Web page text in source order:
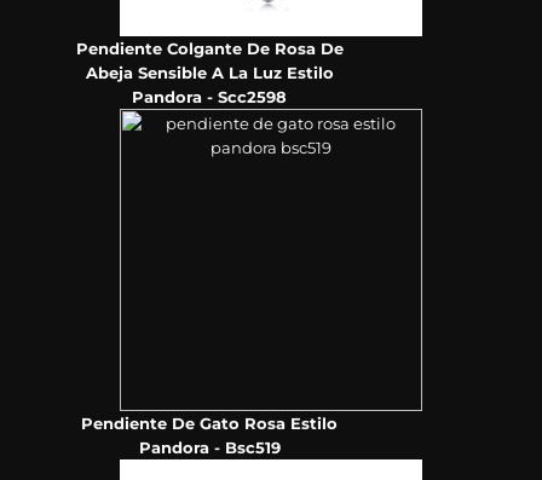
Pendiente Colgante De Rosa De
Abeja Sensible A La Luz Estilo
Pandora - Scc2598
Pendiente De Gato Rosa Estilo
Pandora - Bsc519